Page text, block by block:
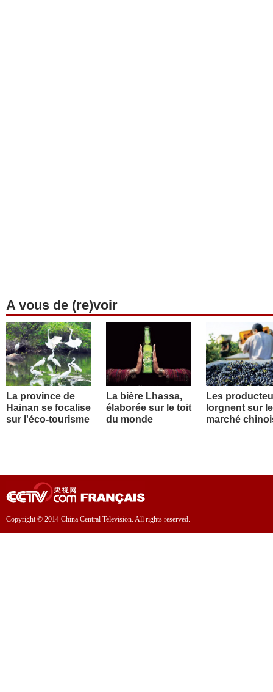
A vous de (re)voir
La province de
Hainan se focalise
sur l'éco-tourisme
La bière Lhassa,
élaborée sur le toit
du monde
Les
lorgnent sur le
marché
Copyright © 2014 China Central Television. All rights reserved.